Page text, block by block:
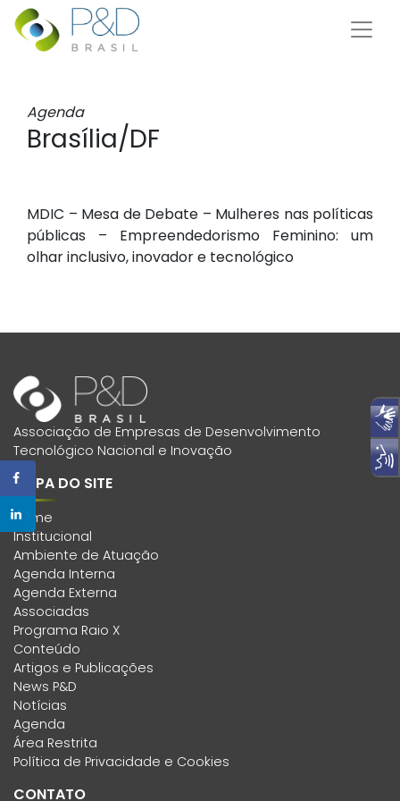
Agenda
Brasília/DF
MDIC – Mesa de Debate – Mulheres nas políticas
públicas – Empreendedorismo Feminino: um
olhar inclusivo, inovador e tecnológico
Associação de Empresas de Desenvolvimento
Tecnológico Nacional e Inovação
MAPA DO SITE
Home
Institucional
Ambiente de Atuação
Agenda Interna
Agenda Externa
Associadas
Programa Raio X
Conteúdo
Artigos e Publicações
News P&D
Notícias
Agenda
Área Restrita
Política de Privacidade e Cookies
CONTATO